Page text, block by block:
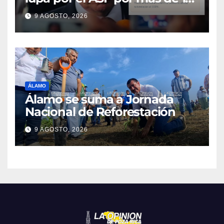
MDP
9 AGOSTO, 2026
ÁLAMO
Álamo se suma a Jornada
Nacional de Reforestación
9 AGOSTO, 2026